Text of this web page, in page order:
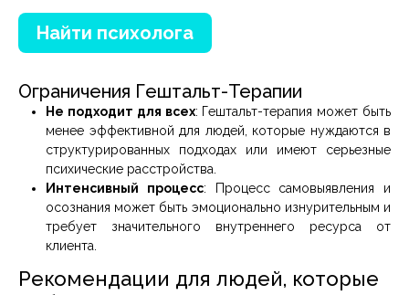
Найти психолога
Ограничения Гештальт-Терапии
Не подходит для всех: Гештальт-терапия может быть
менее эффективной для людей, которые нуждаются в
структурированных подходах или имеют серьезные
психические расстройства.
Интенсивный процесс: Процесс самовыявления и
осознания может быть эмоционально изнурительным и
требует значительного внутреннего ресурса от
клиента.
Рекомендации для людей, которые